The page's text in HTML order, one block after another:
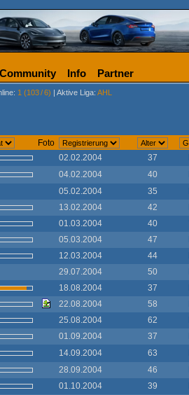
Community Info Partner
: 1 (103/6) | Aktive Liga: AHL
Foto
02.02.2004 37
04.02.2004 40
05.02.2004 35
13.02.2004 42
01.03.2004 40
05.03.2004 47
12.03.2004 44
29.07.2004 50
18.08.2004 37
22.08.2004 58
25.08.2004 62
01.09.2004 37
14.09.2004 63
28.09.2004 46
01.10.2004 39